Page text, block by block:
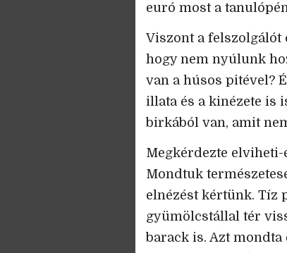
euró most a
Viszont a felszolgálót
hogy nem nyúlunk
van a húsos pitével?
illata és a kinézete is
birkából van, amit
Megkérdezte elviheti-
Mondtuk
elnézést kértünk. Tíz
gyümölcstállal tér
barack is. Azt